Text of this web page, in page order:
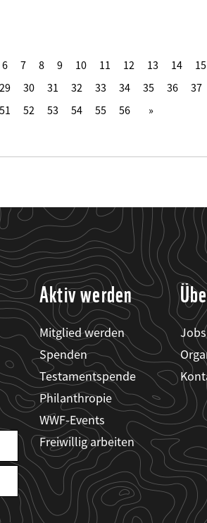
6 7 8 9 10 11 12 13 14 15
29 30 31 32 33 34 35 36 37
51 52 53 54 55 56
Aktiv werden
Mitglied werden
Spenden
Testamentspende
Philanthropie
WWF-Events
Freiwillig arbeiten
Jobs